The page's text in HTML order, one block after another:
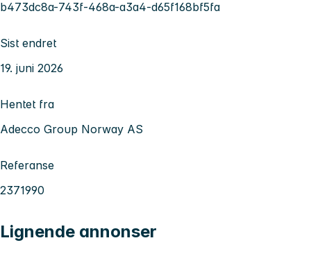
b473dc8a-743f-468a-a3a4-d65f168bf5fa
Sist endret
19. juni 2026
Hentet fra
Adecco Group Norway AS
Referanse
2371990
Lignende annonser